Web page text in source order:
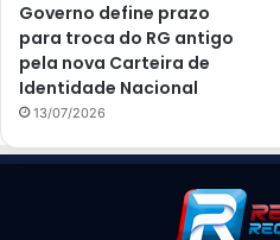
Governo define prazo
para troca do RG antigo
pela nova Carteira de
Identidade Nacional
13/07/2026